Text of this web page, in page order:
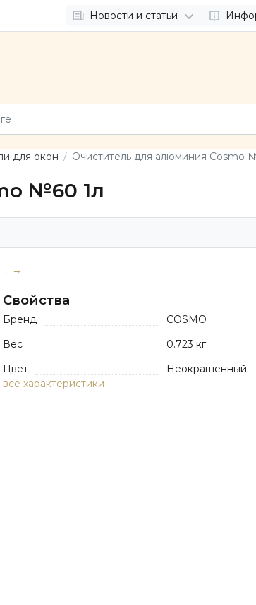
Новости и статьи
для окон Очиститель для алюминия Cosmo
№60 1л
... →
Свойства
Бренд
COSMO
Вес
0.723 кг
Цвет
Неокрашенный
все характеристики